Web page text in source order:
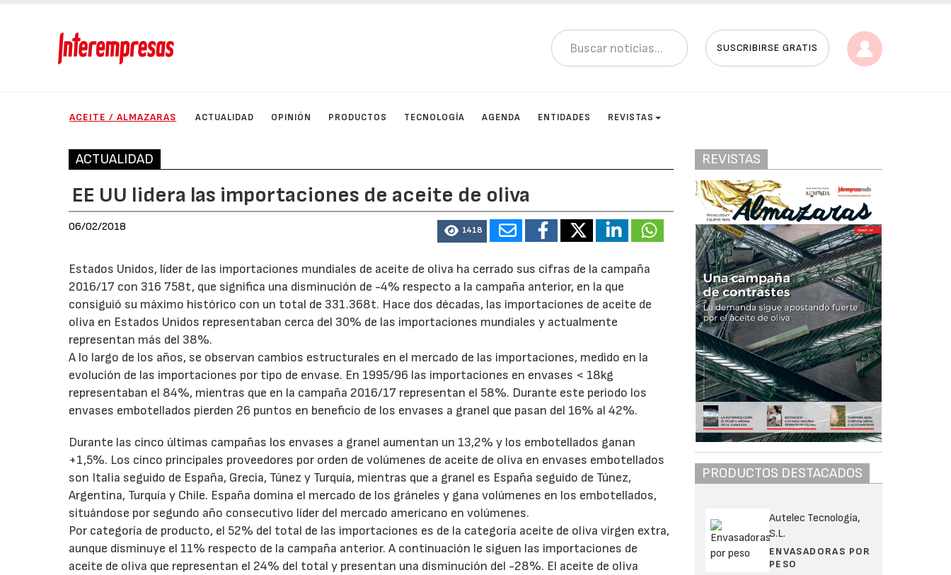
SUSCRIBIRSE GRATIS
ACEITE / ALMAZARAS ACTUALIDAD OPINIÓN PRODUCTOS TECNOLOGÍA AGENDA ENTIDADES REVISTAS
ACTUALIDAD
EE UU lidera las importaciones de aceite de oliva
06/02/2018 1418
Estados Unidos, líder de las importaciones mundiales de aceite de oliva ha cerrado sus cifras de la campaña
2016/17 con 316 758t, que significa una disminución de -4% respecto a la campaña anterior, en la que
consiguió su máximo histórico con un total de 331.368t. Hace dos décadas, las importaciones de aceite de
oliva en Estados Unidos representaban cerca del 30% de las importaciones mundiales y actualmente
representan más del 38%.
A lo largo de los años, se observan cambios estructurales en el mercado de las importaciones, medido en la
evolución de las importaciones por tipo de envase. En 1995/96 las importaciones en envases < 18kg
representaban el 84%, mientras que en la campaña 2016/17 representan el 58%. Durante este periodo los
envases embotellados pierden 26 puntos en beneficio de los envases a granel que pasan del 16% al 42%.
Durante las cinco últimas campañas los envases a granel aumentan un 13,2% y los embotellados ganan
+1,5%. Los cinco principales proveedores por orden de volúmenes de aceite de oliva en envases embotellados
son Italia seguido de España, Grecia, Túnez y Turquía, mientras que a granel es España seguido de Túnez,
Argentina, Turquía y Chile. España domina el mercado de los gráneles y gana volúmenes en los embotellados,
situándose por segundo año consecutivo líder del mercado americano en volúmenes.
Por categoría de producto, el 52% del total de las importaciones es de la categoría aceite de oliva virgen extra,
aunque disminuye el 11% respecto de la campaña anterior. A continuación le siguen las importaciones de
aceite de oliva que representan el 24% del total y presentan una disminución del -28%. El aceite de oliva
REVISTAS
PRODUCTOS DESTACADOS
Autelec Tecnología,
S.L.
ENVASADORAS POR
PESO